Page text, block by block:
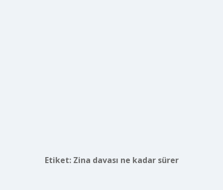
Etiket: Zina davası ne kadar sürer